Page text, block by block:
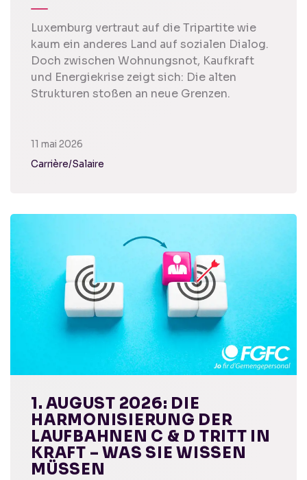
Luxemburg vertraut auf die Tripartite wie
kaum ein anderes Land auf sozialen Dialog.
Doch zwischen Wohnungsnot, Kaufkraft
und Energiekrise zeigt sich: Die alten
Strukturen stoßen an neue Grenzen.
11 mai 2026
Carrière/Salaire
1. AUGUST 2026: DIE
HARMONISIERUNG DER
LAUFBAHNEN C & D TRITT IN
KRAFT – WAS SIE WISSEN
MÜSSEN